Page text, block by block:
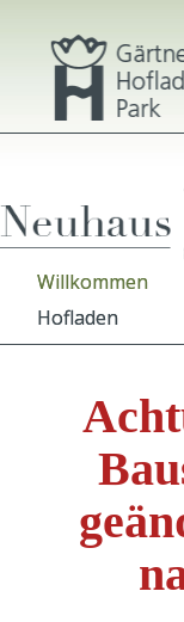
Willkommen
Hofladen